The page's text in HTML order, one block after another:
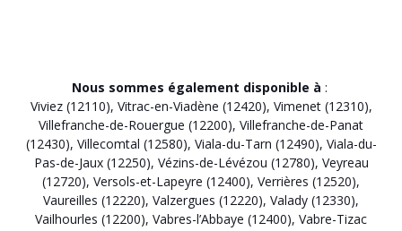
Nous sommes également disponible à :
Viviez (12110), Vitrac-en-Viadène (12420), Vimenet (12310),
Villefranche-de-Rouergue (12200), Villefranche-de-Panat
(12430), Villecomtal (12580), Viala-du-Tarn (12490), Viala-du-
Pas-de-Jaux (12250), Vézins-de-Lévézou (12780), Veyreau
(12720), Versols-et-Lapeyre (12400), Verrières (12520),
Vaureilles (12220), Valzergues (12220), Valady (12330),
Vailhourles (12200), Vabres-l’Abbaye (12400), Vabre-Tizac